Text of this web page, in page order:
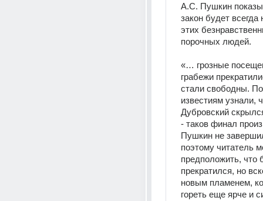
А.С. Пушкин
закон будет всегда
этих
порочных людей.
«… грозные
грабежи
стали свободны.
известиям узнали,
Дубровский
- таков финал
Пушкин не
поэтому читатель
предположить, что
прекратился, но
новым пламенем,
гореть еще ярче и